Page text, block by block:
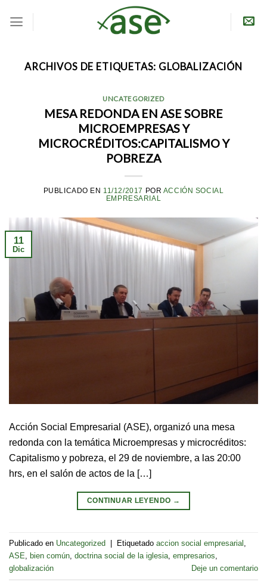
ARCHIVOS DE ETIQUETAS: GLOBALIZACIÓN
UNCATEGORIZED
MESA REDONDA EN ASE SOBRE
MICROEMPRESAS Y
MICROCRÉDITOS:CAPITALISMO Y
POBREZA
PUBLICADO EN 11/12/2017 POR ACCIÓN SOCIAL
EMPRESARIAL
11
Dic
Acción Social Empresarial (ASE), organizó una mesa
redonda con la temática Microempresas y microcréditos:
Capitalismo y pobreza, el 29 de noviembre, a las 20:00
hrs, en el salón de actos de la […]
CONTINUAR LEYENDO →
Publicado en Uncategorized Etiquetado accion social empresarial ,
ASE, bien común, doctrina social de la iglesia, empresarios,
globalización
Deje un comentario